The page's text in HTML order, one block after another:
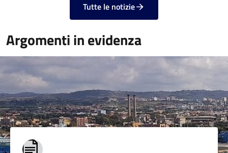
Tutte le notizie
Argomenti in evidenza